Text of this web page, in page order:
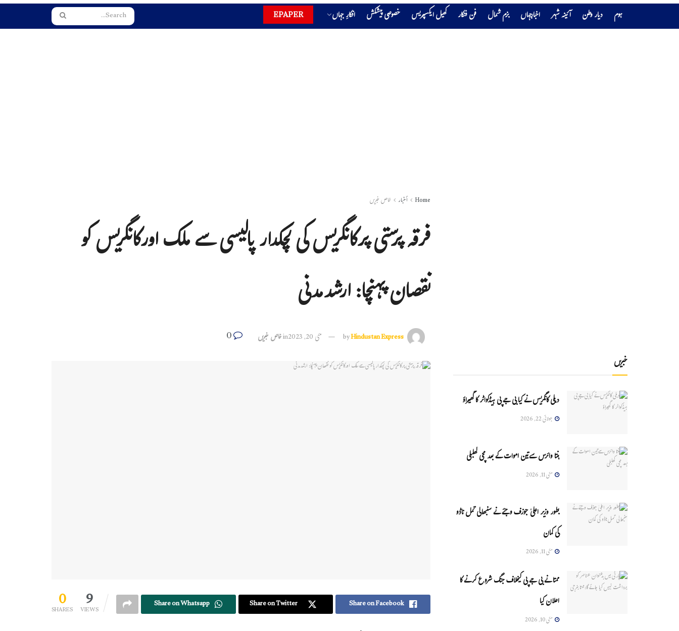
ہوم دیار وطن آئینہ شہر اخبارجہاں بزم شمال فن فنکار کھیل ایکسپریس خصوصی پیشکش افکارِ جہاں EPAPER
Home أخبار خاص خبریں
فرقہ پرستی پرکانگریس کی لچکدار پالیسی سے ملک اورکانگریس کو
نقصان پہنچا: ارشدمدنی
byHindustan Express مئی 20, 2023 inخاص خبریں
0
SHARES 9
VIEWS Share on Facebook
Share on Twitter
Share on Whatsapp
خبریں
دہلی کانگریس نے کیا بی جے پی ہیڈکواٹر کا گھیراؤ
جولائی 22, 2026
ہنتا وائرس سےتین اموات کے بعد مچی کھلبلی
مئی 11, 2026
بطور وزیر اعلیٰ جوزف وجئے نے سنبھالی تمل ناڈو
کی کمان
مئی 11, 2026
ممتا نے بی جے پی کیخلاف جنگ شروع کرنے کا
اعلان کیا
مئی 10, 2026